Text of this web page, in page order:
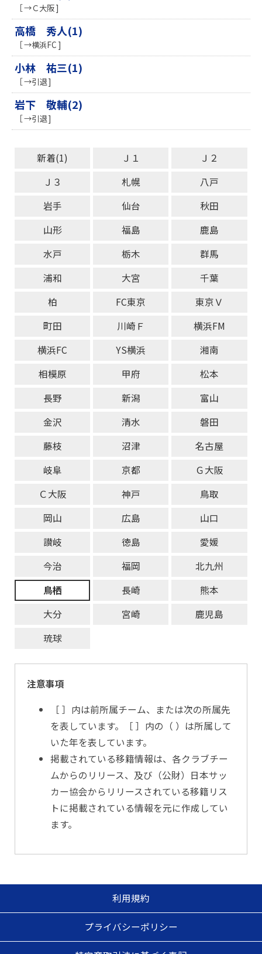
［ →Ｃ大阪 ]
高橋 秀人(1)
［ →横浜FC ]
小林 祐三(1)
［ →引退 ]
岩下 敬輔(2)
［ →引退 ]
新着(1) Ｊ１
Ｊ２
Ｊ３
札幌
八戸
岩手
仙台
秋田
山形
福島
鹿島
水戸
栃木
群馬
浦和
大宮
千葉
柏
FC東京
東京Ｖ
町田
川崎Ｆ
横浜FM
横浜FC
YS横浜
湘南
相模原
甲府
松本
長野
新潟
富山
金沢
清水
磐田
藤枝
沼津
名古屋
岐阜
京都
Ｇ大阪
Ｃ大阪
神戸
鳥取
岡山
広島
山口
讃岐
徳島
愛媛
今治
福岡
北九州
鳥栖
長崎
熊本
大分
宮崎
鹿児島
琉球
注意事項
［ ］内は前所属チーム、または次の所属先
を表しています。［ ］内の（ ）は所属して
いた年を表しています。
掲載されている移籍情報は、各クラブチー
ムからのリリース、及び（公財）日本サッ
カー協会からリリースされている移籍リス
トに掲載されている情報を元に作成してい
ます。
利用規約
プライバシーポリシー